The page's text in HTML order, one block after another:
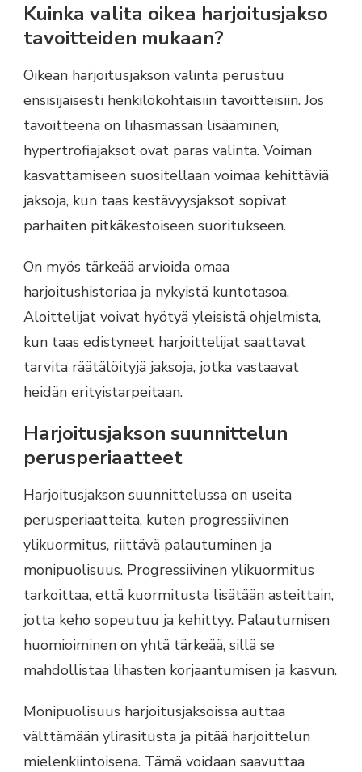
Kuinka valita oikea harjoitusjakso
tavoitteiden mukaan?
Oikean harjoitusjakson valinta perustuu
ensisijaisesti henkilökohtaisiin tavoitteisiin. Jos
tavoitteena on lihasmassan lisääminen,
hypertrofiajaksot ovat paras valinta. Voiman
kasvattamiseen suositellaan voimaa kehittäviä
jaksoja, kun taas kestävyysjaksot sopivat
parhaiten pitkäkestoiseen suoritukseen.
On myös tärkeää arvioida omaa
harjoitushistoriaa ja nykyistä kuntotasoa.
Aloittelijat voivat hyötyä yleisistä ohjelmista,
kun taas edistyneet harjoittelijat saattavat
tarvita räätälöityjä jaksoja, jotka vastaavat
heidän erityistarpeitaan.
Harjoitusjakson suunnittelun
perusperiaatteet
Harjoitusjakson suunnittelussa on useita
perusperiaatteita, kuten progressiivinen
ylikuormitus, riittävä palautuminen ja
monipuolisuus. Progressiivinen ylikuormitus
tarkoittaa, että kuormitusta lisätään asteittain,
jotta keho sopeutuu ja kehittyy. Palautumisen
huomioiminen on yhtä tärkeää, sillä se
mahdollistaa lihasten korjaantumisen ja kasvun.
Monipuolisuus harjoitusjaksoissa auttaa
välttämään ylirasitusta ja pitää harjoittelun
mielenkiintoisena. Tämä voidaan saavuttaa